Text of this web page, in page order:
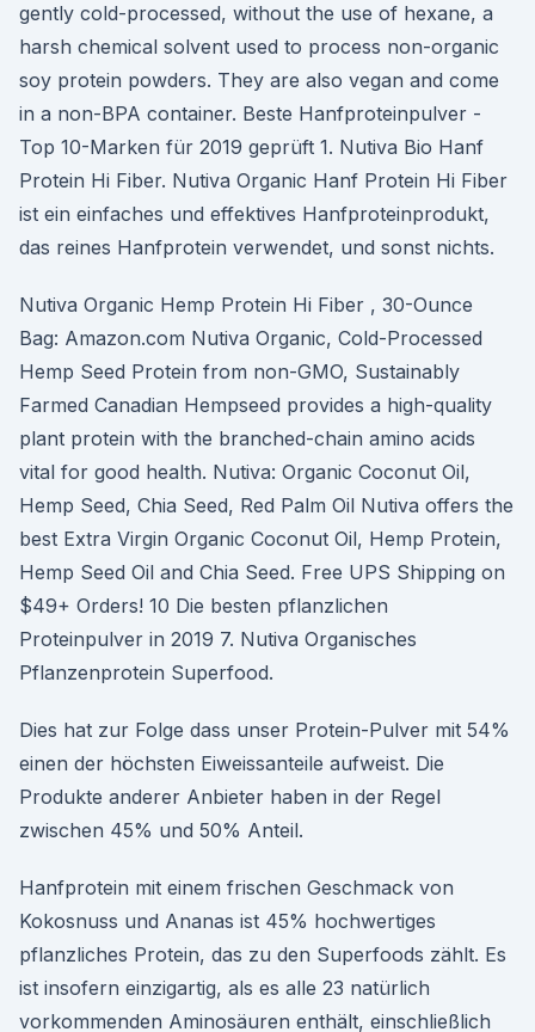
gently cold-processed, without the use of hexane, a
harsh chemical solvent used to process non-organic
soy protein powders. They are also vegan and come
in a non-BPA container. Beste Hanfproteinpulver -
Top 10-Marken für 2019 geprüft 1. Nutiva Bio Hanf
Protein Hi Fiber. Nutiva Organic Hanf Protein Hi Fiber
ist ein einfaches und effektives Hanfproteinprodukt,
das reines Hanfprotein verwendet, und sonst nichts.
Nutiva Organic Hemp Protein Hi Fiber , 30-Ounce
Bag: Amazon.com Nutiva Organic, Cold-Processed
Hemp Seed Protein from non-GMO, Sustainably
Farmed Canadian Hempseed provides a high-quality
plant protein with the branched-chain amino acids
vital for good health. Nutiva: Organic Coconut Oil,
Hemp Seed, Chia Seed, Red Palm Oil Nutiva offers the
best Extra Virgin Organic Coconut Oil, Hemp Protein,
Hemp Seed Oil and Chia Seed. Free UPS Shipping on
$49+ Orders! 10 Die besten pflanzlichen
Proteinpulver in 2019 7. Nutiva Organisches
Pflanzenprotein Superfood.
Dies hat zur Folge dass unser Protein-Pulver mit 54%
einen der höchsten Eiweissanteile aufweist. Die
Produkte anderer Anbieter haben in der Regel
zwischen 45% und 50% Anteil.
Hanfprotein mit einem frischen Geschmack von
Kokosnuss und Ananas ist 45% hochwertiges
pflanzliches Protein, das zu den Superfoods zählt. Es
ist insofern einzigartig, als es alle 23 natürlich
vorkommenden Aminosäuren enthält, einschließlich